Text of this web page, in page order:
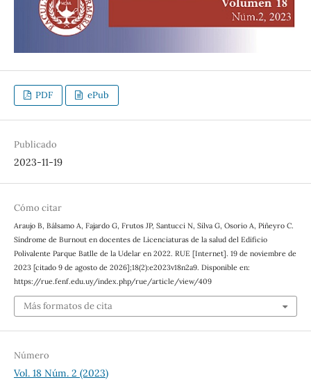
PDF ePub
Publicado
2023-11-19
Cómo citar
Araujo B, Bálsamo A, Fajardo G, Frutos JP, Santucci N, Silva G, Osorio A, Piñeyro C.
Síndrome de Burnout en docentes de Licenciaturas de la salud del Edificio
Polivalente Parque Batlle de la Udelar en 2022. RUE [Internet]. 19 de noviembre de
2023 [citado 9 de agosto de 2026];18(2):e2023v18n2a9. Disponible en:
https://rue.fenf.edu.uy/index.php/rue/article/view/409
Más formatos de cita
Número
Vol. 18 Núm. 2 (2023)